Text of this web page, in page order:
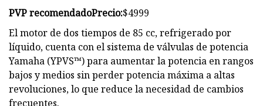
PVP recomendadoPrecio:$4999
El motor de dos tiempos de 85 cc, refrigerado por
líquido, cuenta con el sistema de válvulas de potencia
Yamaha (YPVS™) para aumentar la potencia en rangos
bajos y medios sin perder potencia máxima a altas
revoluciones, lo que reduce la necesidad de cambios
frecuentes.